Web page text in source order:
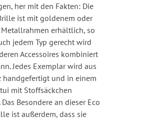
her mit den Fakten: Die
ist mit goldenem oder
erhältlich, so
jedem Typ gerecht wird
Accessoires kombiniert
Jedes Exemplar wird aus
handgefertigt und in einem
mit Stoffsäckchen
Besondere an dieser Eco
ist außerdem, dass sie